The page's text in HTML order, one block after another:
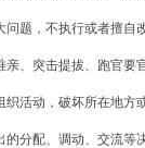
问题，不执行或者擅
亲、突击提拔、跑官
织活动，破坏所在地方
的分配、调动、交流等